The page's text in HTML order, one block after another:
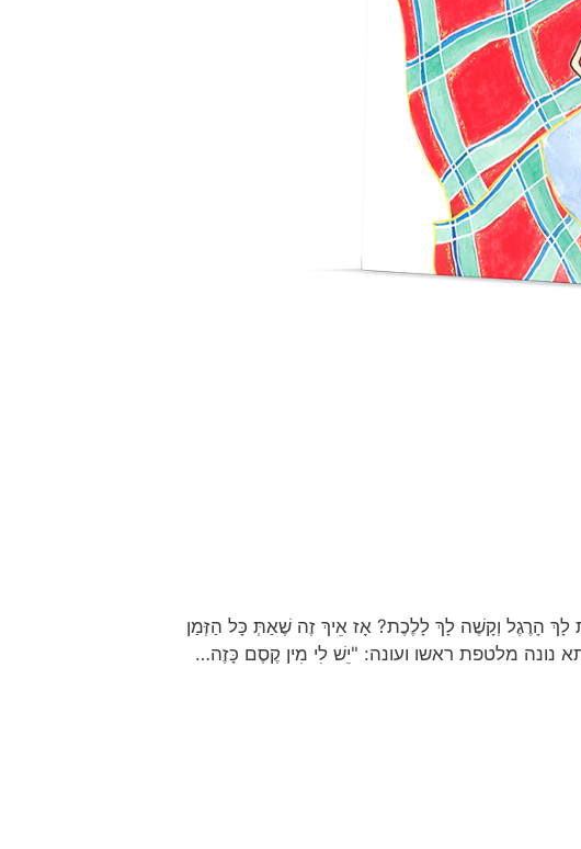
לָךְ הָרֶגֶל וְקָשֶׁה לָךְ לָלֶכֶת? אָז אֵיךְ זֶה שֶׁאַתְּ כָּל הַזְּמַן
מלטפת ראשו ועונה: "יֵשׁ לִי מִין קֶסֶם כָּזֶה…